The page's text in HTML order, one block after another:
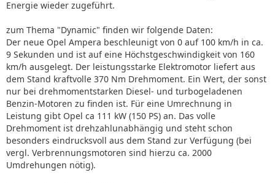
Energie wieder zugeführt.
zum Thema "Dynamic" finden wir folgende Daten:
Der neue Opel Ampera beschleunigt von 0 auf 100 km/h in ca.
9 Sekunden und ist auf eine Höchstgeschwindigkeit von 160
km/h ausgelegt. Der leistungsstarke Elektromotor liefert aus
dem Stand kraftvolle 370 Nm Drehmoment. Ein Wert, der sonst
nur bei drehmomentstarken Diesel- und turbogeladenen
Benzin-Motoren zu finden ist. Für eine Umrechnung in
Leistung gibt Opel ca 111 kW (150 PS) an. Das volle
Drehmoment ist drehzahlunabhängig und steht schon
besonders eindrucksvoll aus dem Stand zur Verfügung (bei
vergl. Verbrennungsmotoren sind hierzu ca. 2000
Umdrehungen nötig).